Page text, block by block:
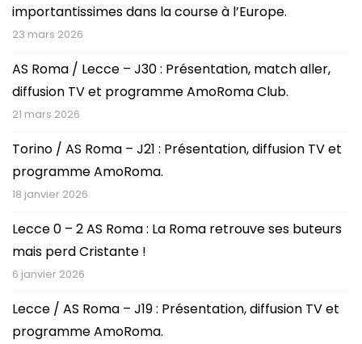
importantissimes dans la course à l’Europe.
23 mars 2026
AS Roma / Lecce – J30 : Présentation, match aller,
diffusion TV et programme AmoRoma Club.
21 mars 2026
Torino / AS Roma – J21 : Présentation, diffusion TV et
programme AmoRoma.
18 janvier 2026
Lecce 0 – 2 AS Roma : La Roma retrouve ses buteurs
mais perd Cristante !
6 janvier 2026
Lecce / AS Roma – J19 : Présentation, diffusion TV et
programme AmoRoma.